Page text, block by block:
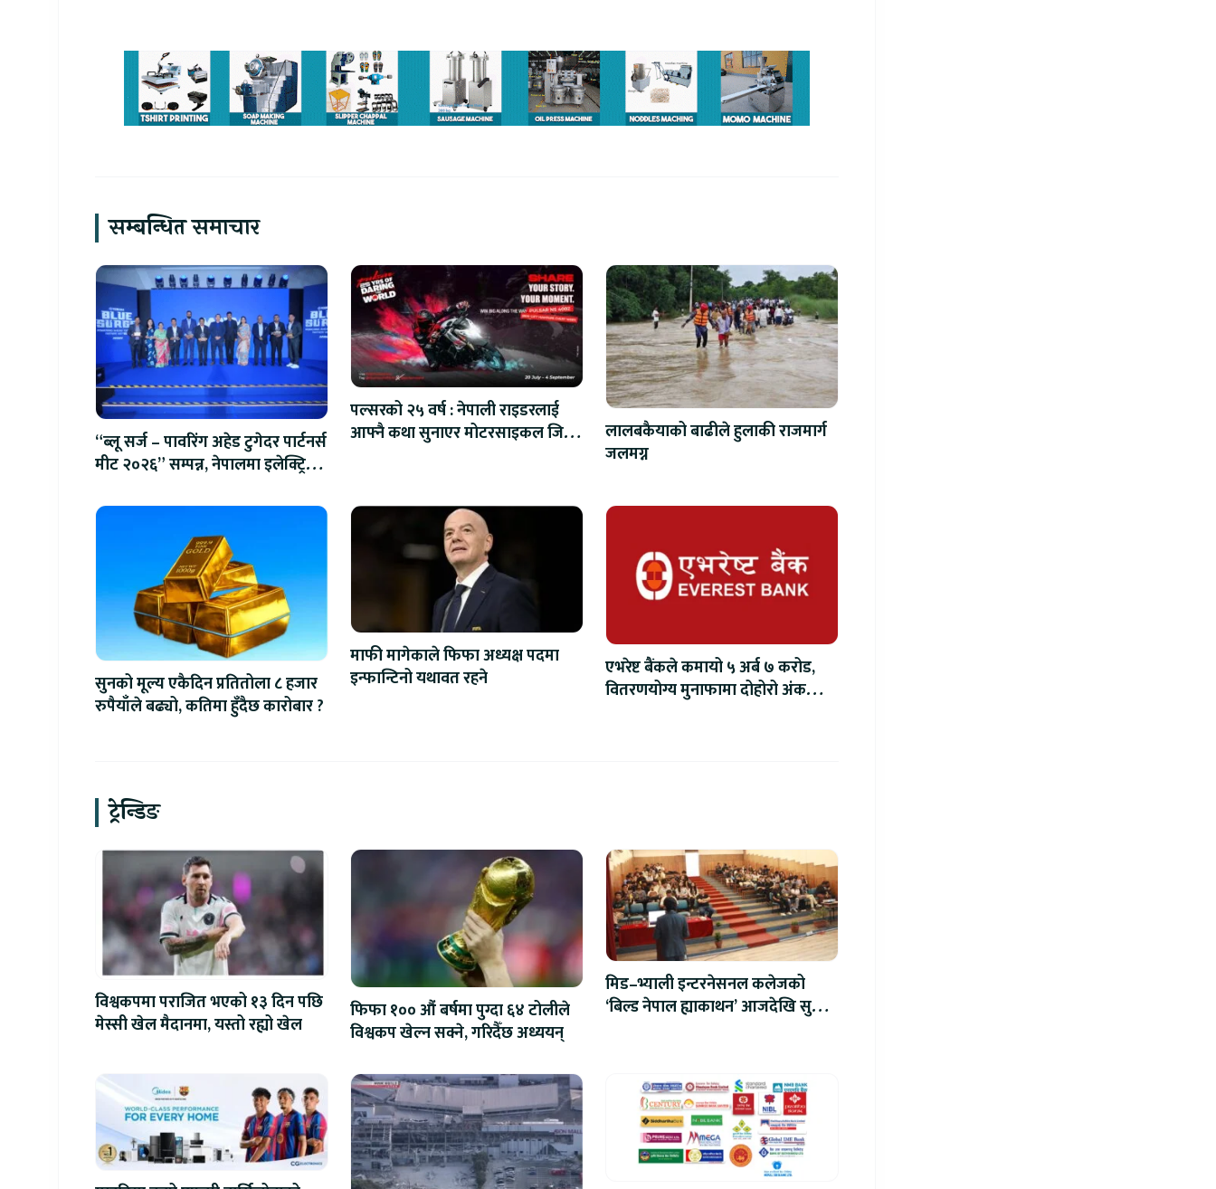
सम्बन्धित समाचार
“ब्लू सर्ज – पावरिंग अहेड टुगेदर पार्टनर्स
मीट २०२६” सम्पन्न, नेपालमा इलेक्ट्रिक
पल्सरको २५ वर्ष : नेपाली राइडरलाई
आफ्नै कथा सुनाएर मोटरसाइकल जित्ने
लालबकैयाको बाढीले हुलाकी राजमार्ग
जलमग्न
सुनको मूल्य एकैदिन प्रतितोला ८ हजार
रुपैयाँले बढ्यो, कतिमा हुँदैछ कारोबार ?
माफी मागेकाले फिफा अध्यक्ष पदमा
इन्फान्टिनो यथावत रहने
एभरेष्ट बैंकले कमायो ५ अर्ब ७ करोड,
वितरणयोग्य मुनाफामा दोहोरो अंकको
ट्रेन्डिङ
विश्वकपमा पराजित भएको १३ दिन पछि
मेस्सी खेल मैदानमा, यस्तो रह्यो खेल
फिफा १०० औं बर्षमा पुग्दा ६४ टोलीले
विश्वकप खेल्न सक्ने, गरिदैँछ अध्ययन्
मिड–भ्याली इन्टरनेसनल कलेजको
‘बिल्ड नेपाल ह्याकाथन’ आजदेखि सुरु,